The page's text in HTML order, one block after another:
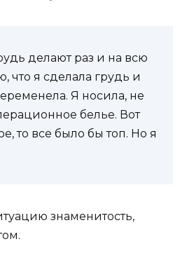
делают раз и на всю
что я сделала грудь и
Я носила, не
белье. Вот
то все было бы топ. Но я
знаменитость,